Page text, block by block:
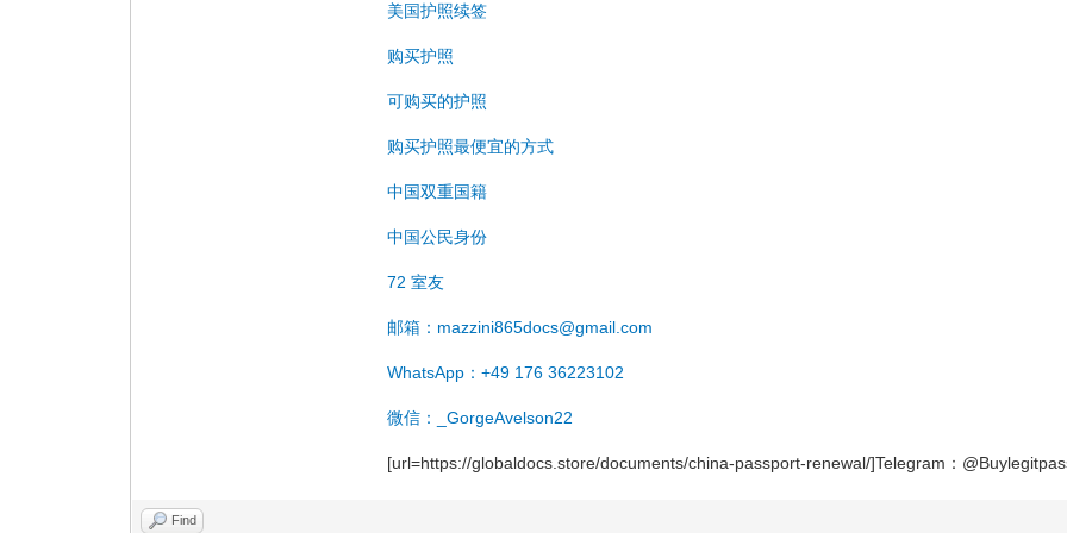
美国护照续签
购买护照
可购买的护照
购买护照最便宜的方式
中国双重国籍
中国公民身份
72 室友
邮箱：mazzini865docs@gmail.com
WhatsApp：+49 176 36223102
微信：_GorgeAvelson22
[url=https://globaldocs.store/documents/china-passport-renewal/]Telegram：
Find